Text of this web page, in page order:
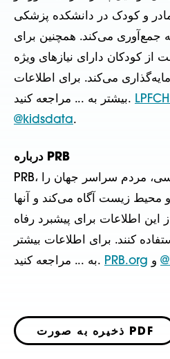
و کودک در دانشکده پزشکی
جمع‌آوری می‌کند. همچنین برای
از کودکان دارای نیازهای ویژه
می‌کند. برای اطلاعات
بیشتر به ... مراجعه کنید.
@kidsdata.
درباره PRB
PRB، مستقر در واشنگتن دی سی، مردم سراسر جهان را
زیست آگاه می‌کند و آنها
این اطلاعات برای پیشبرد رفاه
کنند. برای اطلاعات بیشتر
به ... مراجعه کنید. PRB.org
ذخیره به صورت PDF